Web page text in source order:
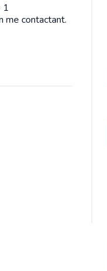
1
me contactant.